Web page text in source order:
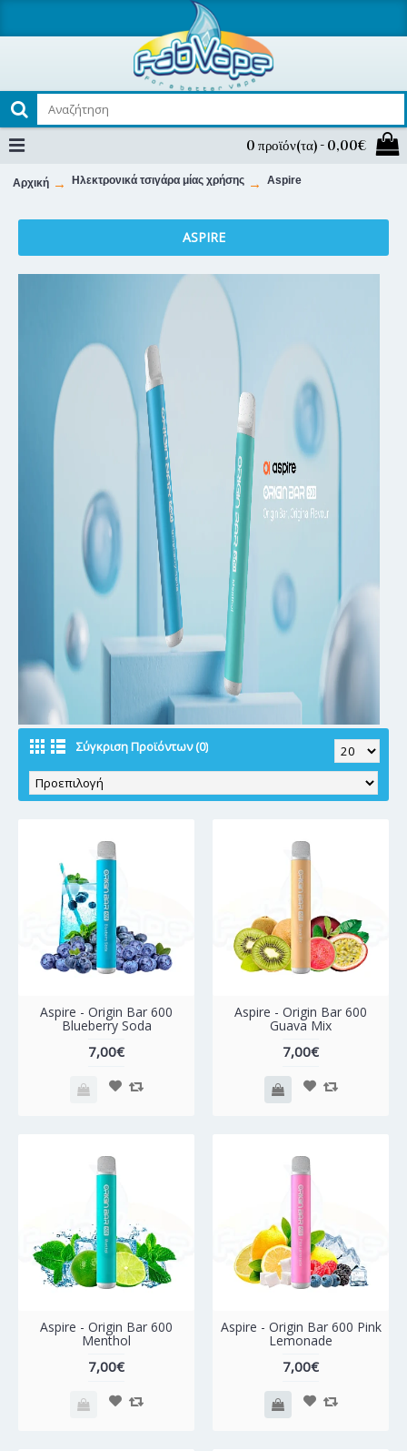
0 προϊόν(τα) - 0,00€
Αρχική Ηλεκτρονικά τσιγάρα μίας χρήσης Aspire
ASPIRE
Σύγκριση Προϊόντων (0)
Aspire - Origin Bar 600
Blueberry Soda
7,00€
Aspire - Origin Bar 600
Guava Mix
7,00€
Aspire - Origin Bar 600
Menthol
7,00€
Aspire - Origin Bar 600 Pink
Lemonade
7,00€